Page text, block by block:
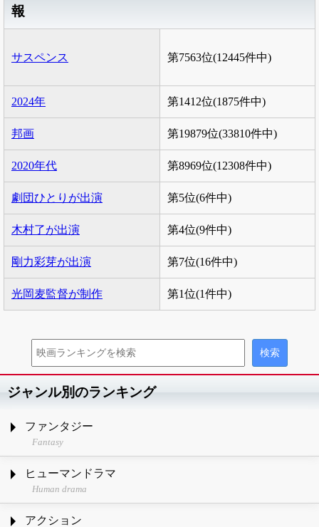
報
サスペンス 第7563位(12445件中)
2024年 第1412位(1875件中)
邦画 第19879位(33810件中)
2020年代 第8969位(12308件中)
劇団ひとりが出演 第5位(6件中)
木村了が出演 第4位(9件中)
剛力彩芽が出演 第7位(16件中)
光岡麦監督が制作 第1位(1件中)
ジャンル別のランキング
ファンタジー
Fantasy
ヒューマンドラマ
Human drama
アクション